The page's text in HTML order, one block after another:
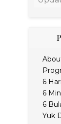
6
6
6
Yuk